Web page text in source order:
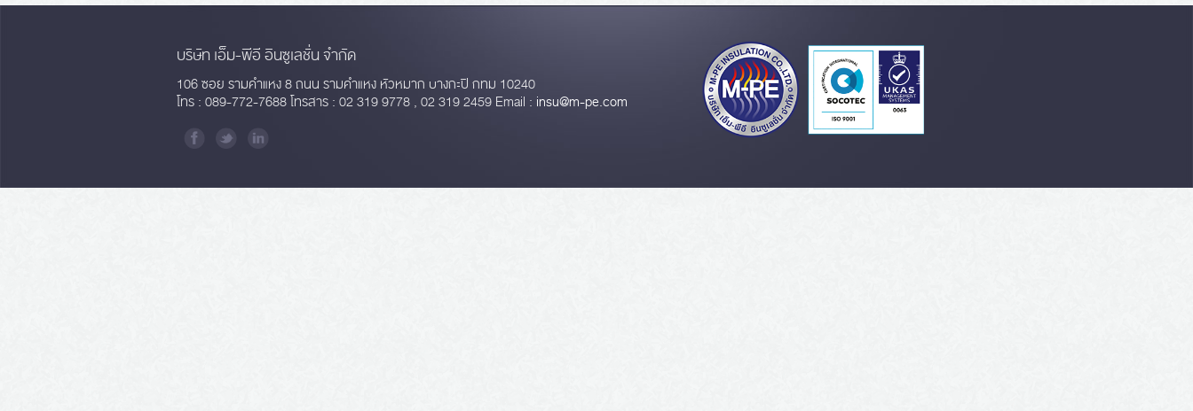
บริษัท เอ็ม-พีอี อินซูเลชั่น จำกัด
106 ซอย รามคำแหง 8 ถนน รามคำแหง หัวหมาก บางกะปิ กทม 10240
โทร : 089-772-7688 โทรสาร : 02 319 9778 , 02 319 2459 Email : insu@m-pe.com